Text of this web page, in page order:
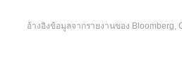
อ้างอิงข้อมูลจากรายงานของ Bloomberg,